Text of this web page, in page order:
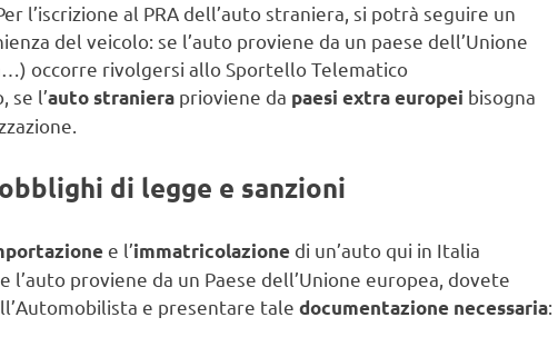
l’iscrizione al PRA dell’auto straniera, si potrà seguire un
del veicolo: se l’auto proviene da un paese dell’Unione
occorre rivolgersi allo Sportello Telematico
se l’auto straniera prioviene da paesi extra europei bisogna
di legge e sanzioni
e l’immatricolazione di un’auto qui in Italia
l’auto proviene da un Paese dell’Unione europea, dovete
e presentare tale documentazione necessaria: